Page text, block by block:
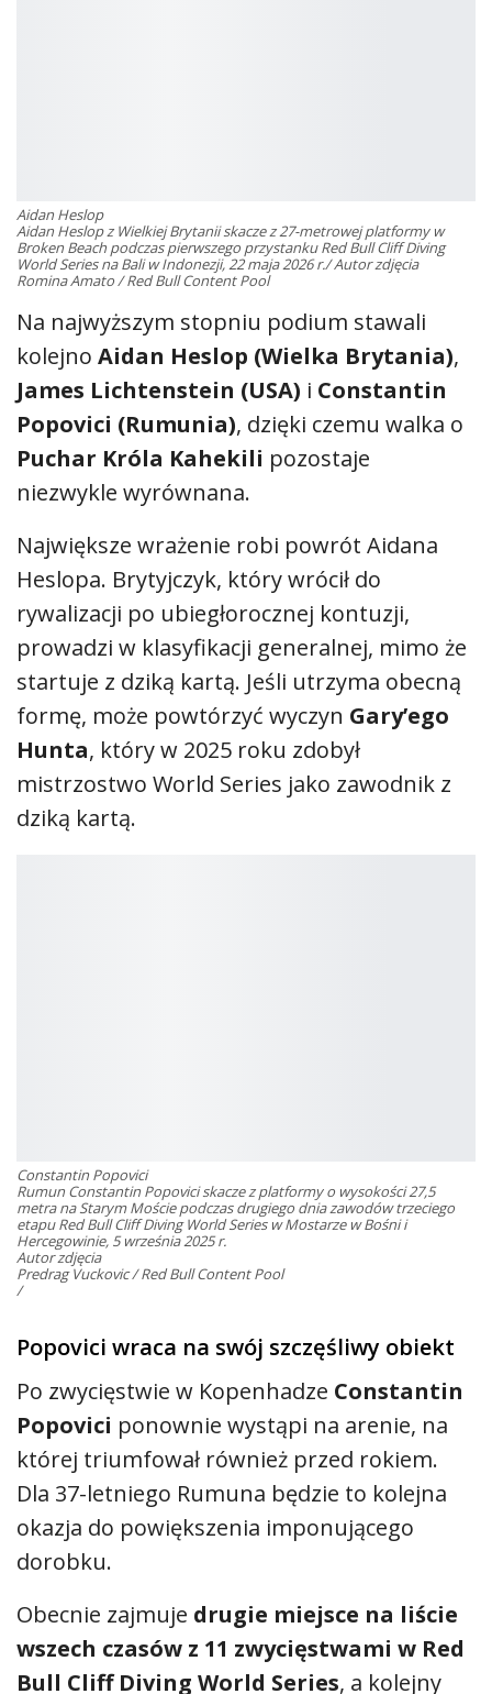
Aidan Heslop
Aidan Heslop z Wielkiej Brytanii skacze z 27-metrowej platformy w
Broken Beach podczas pierwszego przystanku Red Bull Cliff Diving
World Series na Bali w Indonezji, 22 maja 2026 r./ Autor zdjęcia
Romina Amato / Red Bull Content Pool
Na najwyższym stopniu podium stawali
kolejnoAidan Heslop (Wielka Brytania)
James Lichtenstein (USA)iConstantin
Popovici (Rumunia), dzięki czemu walka o
Puchar Króla Kahekilipozostaje
niezwykle wyrównana.
Największe wrażenie robi powrót Aidana
Heslopa. Brytyjczyk, który wrócił do
rywalizacji po ubiegłorocznej kontuzji,
prowadzi w klasyfikacji generalnej, mimo że
startuje z dziką kartą. Jeśli utrzyma obecną
Rumun Constantin Popovici skacze z platformy o wysokości 27,5
metra na Starym Moście podczas drugiego dnia zawodów trzeciego
Hercegowinie, 5 września 2025 r.
Autor zdjęcia
Predrag Vuckovic / Red Bull Content Pool
/
Popovici wraca na swój szczęśliwy obiekt
Po zwycięstwie w KopenhadzeConstantin
Popovici
której triumfował również przed rokiem.
Dla 37-letniego Rumuna będzie to kolejna
okazja do powiększenia imponującego